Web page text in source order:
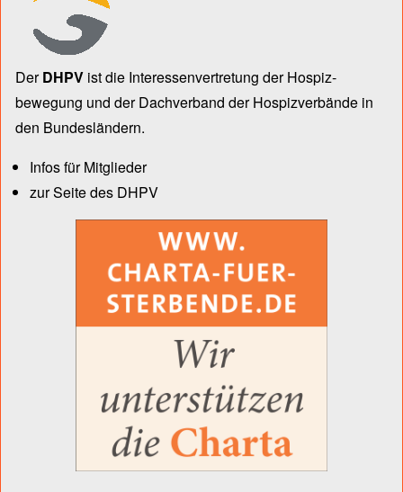
DerDHPV ist die Inter­essen­ver­tre­tung der Hospiz­
bewegung und der Dach­verband der Hospiz­verbände in
den Bun­des­län­dern.
Infos für Mitglieder
zur Seite des DHPV